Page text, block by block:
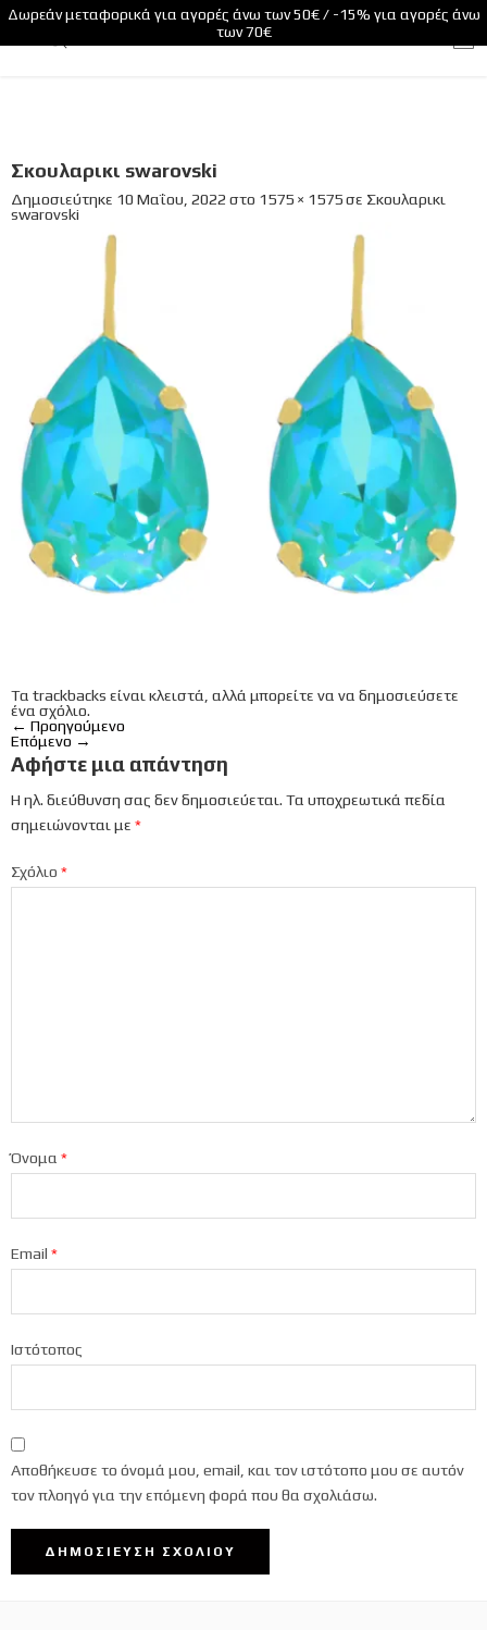
Δωρεάν μεταφορικά για αγορές άνω των 50€ / -15% για αγορές άνω
των 70€
Σκουλαρικι swarovski
Δημοσιεύτηκε 10 Μαΐου, 2022 στο 1575 × 1575σε Σκουλαρικι
swarovski
Τα trackbacks είναι κλειστά, αλλά μπορείτε να να δημοσιεύσετε
ένα σχόλιο.
← Προηγούμενο
Επόμενο →
Αφήστε μια απάντηση
Η ηλ. διεύθυνση σας δεν δημοσιεύεται. Τα υποχρεωτικά πεδία
σημειώνονται με *
Σχόλιο *
Όνομα *
Email *
Ιστότοπος
Αποθήκευσε το όνομά μου, email, και τον ιστότοπο μου σε αυτόν
τον πλοηγό για την επόμενη φορά που θα σχολιάσω.